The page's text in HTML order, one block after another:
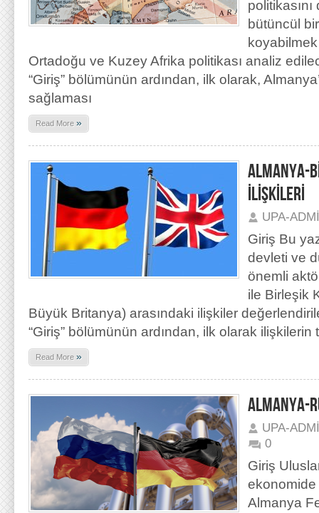
bütüncül
koyabilmek
Ortadoğu ve Kuzey Afrika politikası analiz
“Giriş” bölümünün ardından, ilk olarak,
sağlaması
Read More »
ALMANYA-
İLİŞKİLERİ
UPA-
Giriş Bu
devleti ve
önemli
ile Birleşik
Büyük Britanya) arasındaki ilişkiler
“Giriş” bölümünün ardından, ilk olarak
Read More »
ALMANYA-
UPA-
0
Giriş
Almanya